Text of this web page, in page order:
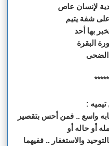
لإنسان عاص
شفة يتيم
بها أحد
البقرة
الضحى
:
واسع .. فمن أحس بتقصير
أو حاله أو
والاستغفار .. ففيهما